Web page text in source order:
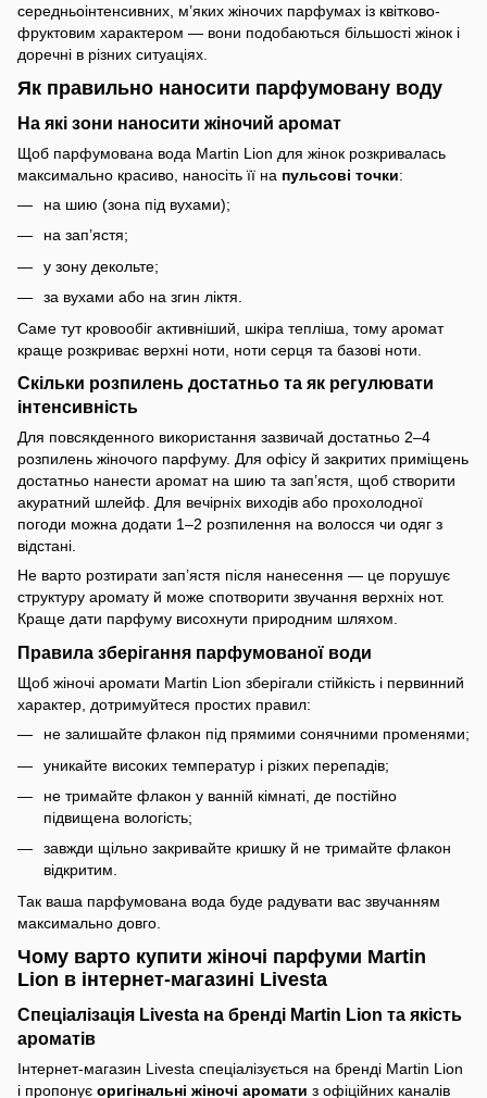
середньоінтенсивних, м’яких жіночих парфумах із квітково-
фруктовим характером — вони подобаються більшості жінок і
доречні в різних ситуаціях.
Як правильно наносити парфумовану воду
На які зони наносити жіночий аромат
Щоб парфумована вода Martin Lion для жінок розкривалась
максимально красиво, наносіть її на пульсові точки:
на шию (зона під вухами);
на зап’ястя;
у зону декольте;
за вухами або на згин ліктя.
Саме тут кровообіг активніший, шкіра тепліша, тому аромат
краще розкриває верхні ноти, ноти серця та базові ноти.
Скільки розпилень достатньо та як регулювати
інтенсивність
Для повсякденного використання зазвичай достатньо 2–4
розпилень жіночого парфуму. Для офісу й закритих приміщень
достатньо нанести аромат на шию та зап’ястя, щоб створити
акуратний шлейф. Для вечірніх виходів або прохолодної
погоди можна додати 1–2 розпилення на волосся чи одяг з
відстані.
Не варто розтирати зап’ястя після нанесення — це порушує
структуру аромату й може спотворити звучання верхніх нот.
Краще дати парфуму висохнути природним шляхом.
Правила зберігання парфумованої води
Щоб жіночі аромати Martin Lion зберігали стійкість і первинний
характер, дотримуйтеся простих правил:
не залишайте флакон під прямими сонячними променями;
уникайте високих температур і різких перепадів;
не тримайте флакон у ванній кімнаті, де постійно
підвищена вологість;
завжди щільно закривайте кришку й не тримайте флакон
відкритим.
Так ваша парфумована вода буде радувати вас звучанням
максимально довго.
Чому варто купити жіночі парфуми Martin
Lion в інтернет-магазині Livesta
Спеціалізація Livesta на бренді Martin Lion та якість
ароматів
Інтернет-магазин Livesta спеціалізується на бренді Martin Lion
і пропонує оригінальні жіночі аромати з офіційних каналів